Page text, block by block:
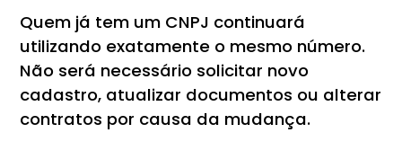
Quem já tem um CNPJ continuará
utilizando exatamente o mesmo número.
Não será necessário solicitar novo
cadastro, atualizar documentos ou alterar
contratos por causa da mudança.